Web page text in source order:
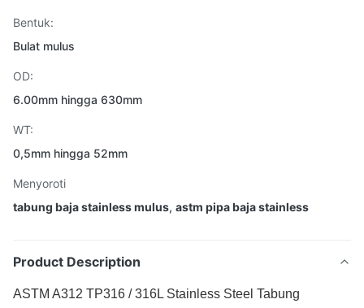
Bentuk:
Bulat mulus
OD:
6.00mm hingga 630mm
WT:
0,5mm hingga 52mm
Menyoroti
tabung baja stainless mulus, astm pipa baja stainless
Product Description
ASTM A312 TP316 / 316L Stainless Steel Tabung